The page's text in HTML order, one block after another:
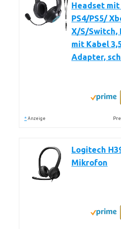
Headset
PS4/PS5/
X/S/Switch,
mit Kabel
Adapter,
* Anzeige
Logitech
Mikrofon